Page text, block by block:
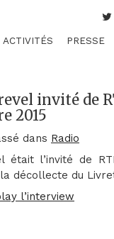
ACTIVITÉS PRESSE
invité de
2015
dans Radio
était l’invité de
décollecte du
l’interview